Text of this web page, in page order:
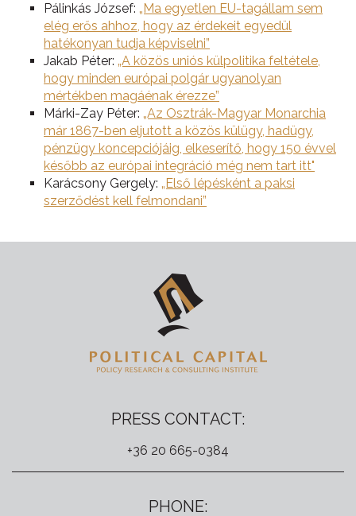
Pálinkás József: „Ma egyetlen EU-tagállam sem
elég erős ahhoz, hogy az érdekeit egyedül
hatékonyan tudja képviselni”
Jakab Péter: „A közös uniós külpolitika feltétele,
hogy minden európai polgár ugyanolyan
mértékben magáénak érezze”
Márki-Zay Péter: „Az Osztrák-Magyar Monarchia
már 1867-ben eljutott a közös külügy, hadügy,
pénzügy koncepciójáig, elkeserítő, hogy 150 évvel
később az európai integráció még nem tart itt"
Karácsony Gergely: „Első lépésként a paksi
szerződést kell felmondani”
PRESS CONTACT:
+36 20 665-0384
PHONE: